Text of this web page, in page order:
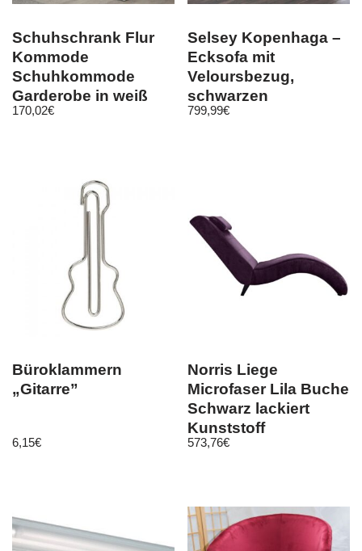
Schuhschrank Flur
Kommode
Schuhkommode
Garderobe in weiß
Landhaus Diele
170,02€
Selsey Kopenhaga –
Ecksofa mit
Veloursbezug,
schwarzen
Holzbeinen 225 breit
799,99€
Büroklammern
„Gitarre”
6,15€
Norris Liege
Microfaser Lila Buche
Schwarz lackiert
Kunststoff
573,76€